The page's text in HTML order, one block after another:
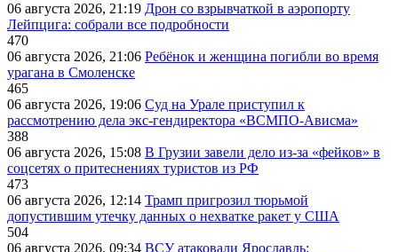
06 августа 2026, 21:19 Дрон со взрывчаткой в аэропорту
Лейпцига: собрали все подробности
470
06 августа 2026, 21:06 Ребёнок и женщина погибли во время
урагана в Смоленске
465
06 августа 2026, 19:06 Суд на Урале приступил к
рассмотрению дела экс-гендиректора «ВСМПО-Ависма»
388
06 августа 2026, 15:08 В Грузии завели дело из-за «фейков» в
соцсетях о притеснениях туристов из РФ
473
06 августа 2026, 12:14 Трамп пригрозил тюрьмой
допустившим утечку данных о нехватке ракет у США
504
06 августа 2026, 09:34 ВСУ атаковали Ярославль: